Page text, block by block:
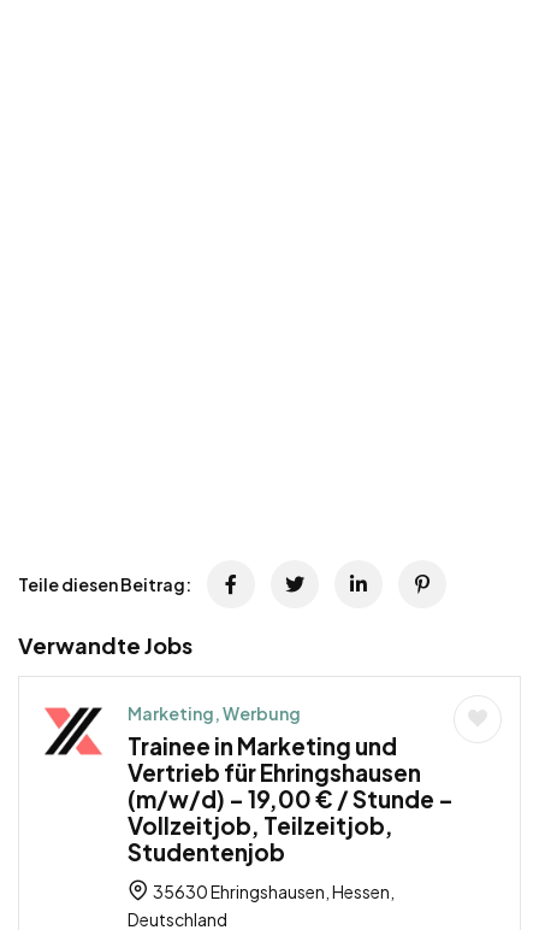
Teile diesen Beitrag:
Verwandte Jobs
Marketing, Werbung
Trainee in Marketing und
Vertrieb für Ehringshausen
(m/w/d) – 19,00 € / Stunde –
Vollzeitjob, Teilzeitjob,
Studentenjob
35630 Ehringshausen, Hessen,
Deutschland